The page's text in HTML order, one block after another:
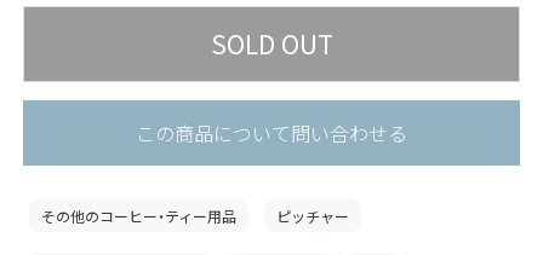
この商品について問い合わせる
その他のコーヒー・ティー用品 ピッチャー